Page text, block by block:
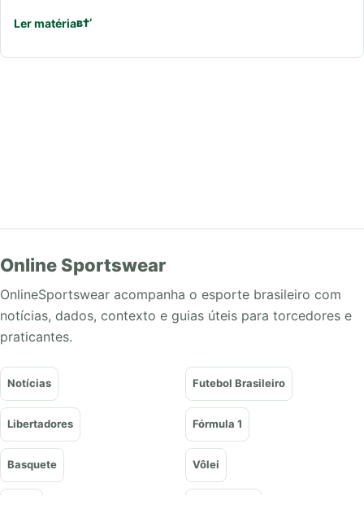
Ler matéria
Online Sportswear
OnlineSportswear acompanha o esporte brasileiro com
notícias, dados, contexto e guias úteis para torcedores e
praticantes.
Notícias Futebol Brasileiro
Libertadores Fórmula 1
Basquete Vôlei